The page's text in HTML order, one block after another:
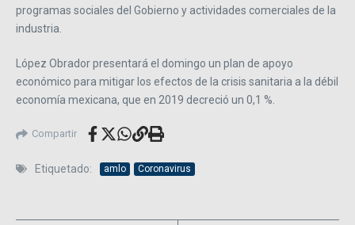
programas sociales del Gobierno y actividades comerciales de la
industria.
López Obrador presentará el domingo un plan de apoyo
económico para mitigar los efectos de la crisis sanitaria a la débil
economía mexicana, que en 2019 decreció un 0,1 %.
Compartir
Etiquetado: amlo Coronavirus